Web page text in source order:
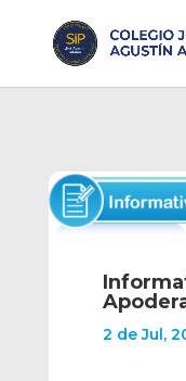
2 de Jul,